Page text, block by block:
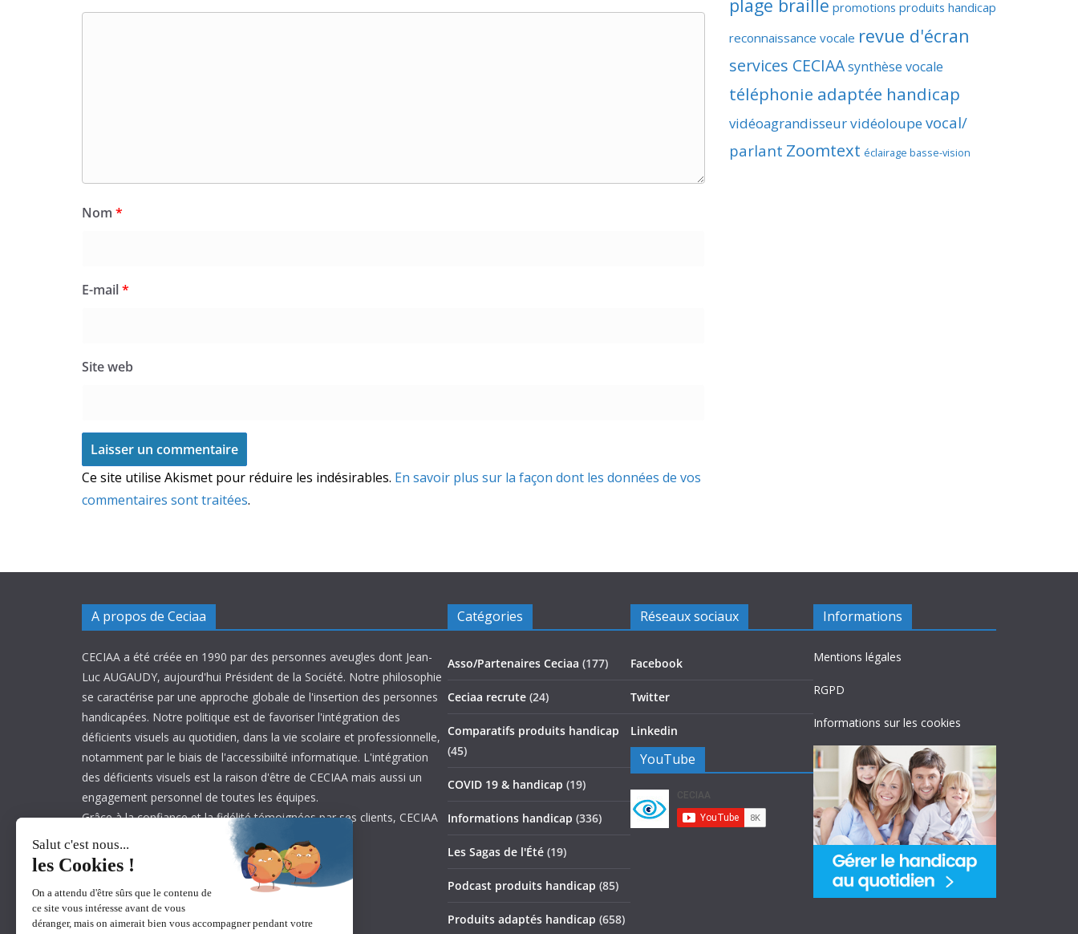
Nom *
E-mail*
Site web
Ce site utilise Akismet pour réduire les indésirables. En savoir plus sur la façon dont les données de vos
commentaires sont traitées.
plage braille promotions produits handicap
reconnaissance vocale revue d'écran
services CECIAAsynthèse vocale
téléphonie adaptée handicap
vidéoagrandisseurvidéoloupevocal/
parlant Zoomtext éclairage basse-vision
A propos de Ceciaa
CECIAA a été créée en 1990 par des personnes aveugles dont Jean-
Luc AUGAUDY, aujourd'hui Président de la Société. Notre philosophie
se caractérise par une approche globale de l'insertion des personnes
handicapées. Notre politique est de favoriser l'intégration des
déficients visuels au quotidien, dans la vie scolaire et professionnelle,
notamment par le biais de l'accessibiilté informatique. L'intégration
des déficients visuels est la raison d'être de CECIAA mais aussi un
engagement personnel de toutes les équipes.
Grâce à la confiance et la fidélité témoignées par ses clients, CECIAA
est aujourd’hui leader sur son marché.
Catégories
Asso/Partenaires Ceciaa (177)
Ceciaa recrute (24)
Comparatifs produits handicap
(45)
COVID 19 & handicap (19)
Informations handicap (336)
Les Sagas de l'Été (19)
Podcast produits handicap (85)
Produits adaptés handicap (658)
Réseaux sociaux
Facebook
Twitter
Linkedin
YouTube
Informations
Mentions légales
RGPD
Informations sur les cookies